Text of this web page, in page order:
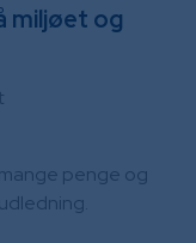
miljøet og
penge og